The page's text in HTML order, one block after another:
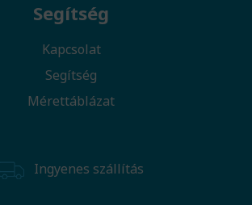
Segítség
Kapcsolat
Segítség
Mérettáblázat
Ingyenes szállítás